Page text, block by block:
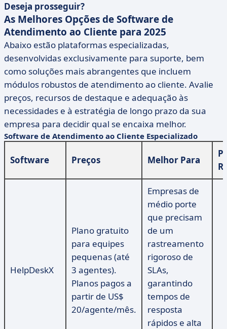
Deseja prosseguir?
As Melhores Opções de Software de
Atendimento ao Cliente para 2025
Abaixo estão plataformas especializadas,
desenvolvidas exclusivamente para suporte, bem
como soluções mais abrangentes que incluem
módulos robustos de atendimento ao cliente. Avalie
preços, recursos de destaque e adequação às
necessidades e à estratégia de longo prazo da sua
empresa para decidir qual se encaixa melhor.
Software de Atendimento ao Cliente Especializado
Software Preços Melhor Para
HelpDeskX
Plano gratuito
para equipes
pequenas (até
3 agentes).
Planos pagos a
partir de US$
20/agente/mês.
Empresas de
médio porte
que precisam
de um
rastreamento
rigoroso de
SLAs,
garantindo
tempos de
resposta
rápidos e alta